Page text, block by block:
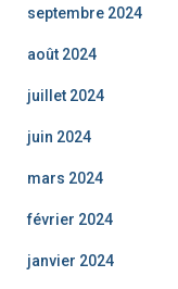
septembre 2024
août 2024
juillet 2024
juin 2024
mars 2024
février 2024
janvier 2024